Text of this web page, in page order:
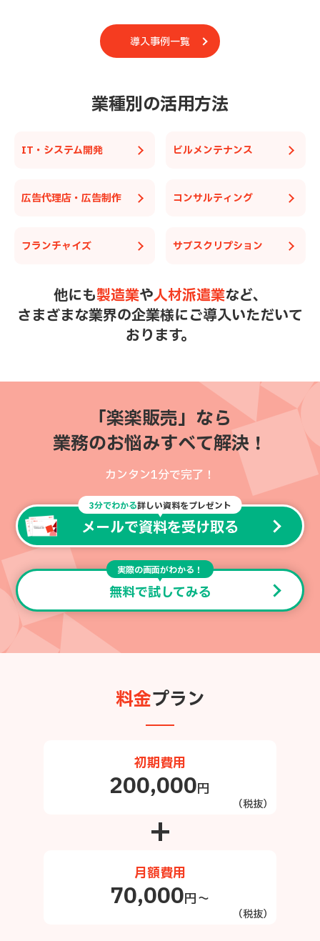
導入事例一覧
業種別の活用方法
IT・システム開発 ビルメンテナンス
広告代理店・広告制作 コンサルティング
フランチャイズ サブスクリプション
他にも製造業や人材派遣業など、
さまざまな業界の企業様にご導入いただいて
おります。
「楽楽販売」なら
業務のお悩みすべて解決！
カンタン1分で完了！
3分でわかる詳しい資料をプレゼント
メールで資料を受け取る
実際の画面がわかる！
無料で試してみる
料金プラン
初期費用
200,000円
（税抜）
+
月額費用
70,000円～
（税抜）